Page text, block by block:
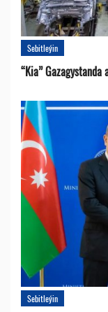
Sebitleýin
“Kia”
Sebitleýin